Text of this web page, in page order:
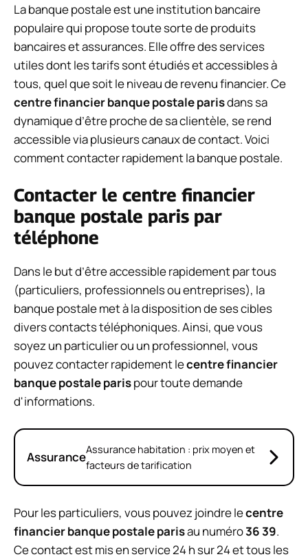
La banque postale est une institution bancaire
populaire qui propose toute sorte de produits
bancaires et assurances. Elle offre des services
utiles dont les tarifs sont étudiés et accessibles à
tous, quel que soit le niveau de revenu financier. Ce
centre financier banque postale parisdans sa
dynamique d’être proche de sa clientèle, se rend
accessible via plusieurs canaux de contact. Voici
comment contacter rapidement la banque postale.
Contacter le centre financier
banque postale paris par
téléphone
Dans le but d’être accessible rapidement par tous
(particuliers, professionnels ou entreprises), la
banque postale met à la disposition de ses cibles
divers contacts téléphoniques. Ainsi, que vous
soyez un particulier ou un professionnel, vous
pouvez contacter rapidement lecentre financier
banque postale parispour toute demande
d'informations.
AssuranceAssurance habitation : prix moyen et
facteurs de tarification
Pour les particuliers, vous pouvez joindre lecentre
financier banque postale parisau numéro36 39.
Ce contact est mis en service 24 h sur 24 et tous les